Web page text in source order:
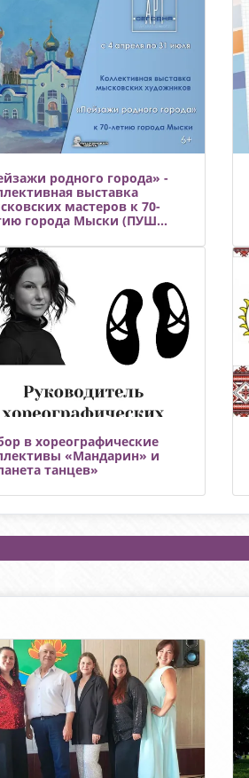
родного города» -
выставка
мастеров к 70-
города Мыски (ПУШ...
в хореографические
«Мандарин» и
танцев»